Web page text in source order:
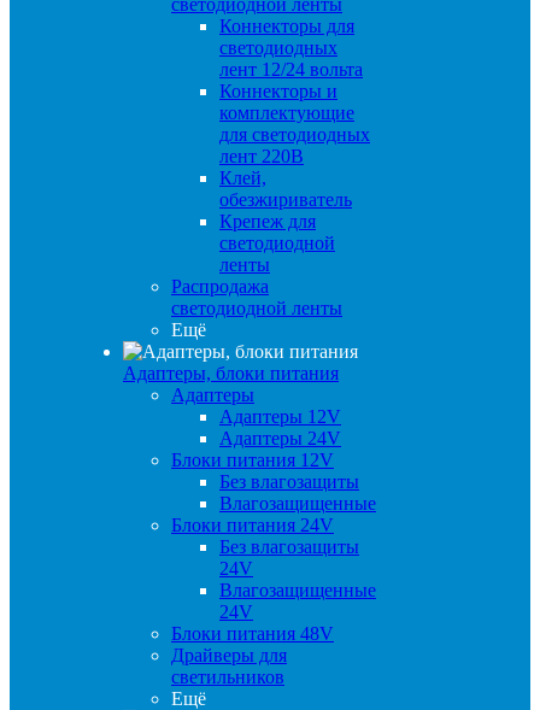
светодиодной ленты
Коннекторы для
светодиодных
лент 12/24 вольта
Коннекторы и
комплектующие
для светодиодных
лент 220В
Клей,
обезжириватель
Крепеж для
светодиодной
ленты
Распродажа
светодиодной ленты
Ещё
Адаптеры, блоки питания
Адаптеры
Адаптеры 12V
Адаптеры 24V
Блоки питания 12V
Без влагозащиты
Влагозащищенные
Блоки питания 24V
Без влагозащиты
24V
Влагозащищенные
24V
Блоки питания 48V
Драйверы для
светильников
Ещё